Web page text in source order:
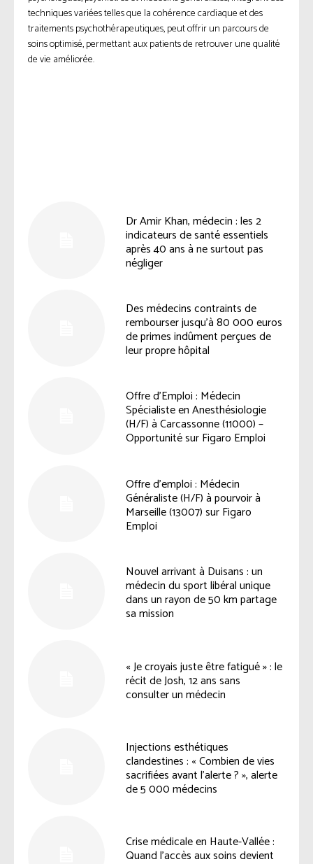
techniques variées telles que la cohérence cardiaque et des
traitements psychothérapeutiques, peut offrir un parcours de
soins optimisé, permettant aux patients de retrouver une qualité
de vie améliorée.
Dr Amir Khan, médecin : les 2
indicateurs de santé essentiels
après 40 ans à ne surtout pas
négliger
Des médecins contraints de
rembourser jusqu’à 80 000 euros
de primes indûment perçues de
leur propre hôpital
Offre d’Emploi : Médecin
Spécialiste en Anesthésiologie
(H/F) à Carcassonne (11000) –
Opportunité sur Figaro Emploi
Offre d’emploi : Médecin
Généraliste (H/F) à pourvoir à
Marseille (13007) sur Figaro
Emploi
Nouvel arrivant à Duisans : un
médecin du sport libéral unique
dans un rayon de 50 km partage
sa mission
« Je croyais juste être fatigué » : le
récit de Josh, 12 ans sans
consulter un médecin
Injections esthétiques
clandestines : « Combien de vies
sacrifiées avant l’alerte ? », alerte
de 5 000 médecins
Crise médicale en Haute-Vallée :
Quand l’accès aux soins devient